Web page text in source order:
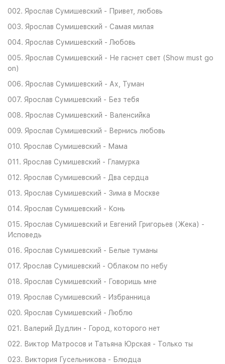
002. Ярослав Сумишевский - Привет, любовь
003. Ярослав Сумишевский - Самая милая
004. Ярослав Cумишевский - Любовь
005. Ярослав Сумишевский - Не гаснет свет (Show must go
on)
006. Ярослав Сумишевский - Ах, Туман
007. Ярослав Сумишевский - Без тебя
008. Ярослав Сумишевский - Валенсийка
009. Ярослав Сумишевский - Вернись любовь
010. Ярослав Сумишевский - Мама
011. Ярослав Сумишевский - Гламурка
012. Ярослав Сумишевский - Два сердца
013. Ярослав Сумишевский - Зима в Москве
014. Ярослав Сумишевский - Конь
015. Ярослав Сумишевский и Евгений Григорьев (Жека) -
Исповедь
016. Ярослав Сумишевский - Белые туманы
017. Ярослав Сумишевский - Облаком по небу
018. Ярослав Сумишевский - Говоришь мне
019. Ярослав Сумишевский - Избранница
020. Ярослав Сумишевский - Люблю
021. Валерий Дудлин - Город, которого нет
022. Виктор Матросов и Татьяна Юрская - Только ты
023. Виктория Гусельникова - Блюдца